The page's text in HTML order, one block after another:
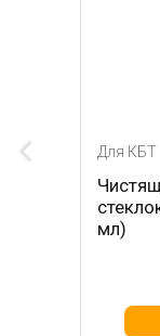
Для КБТ
мл)